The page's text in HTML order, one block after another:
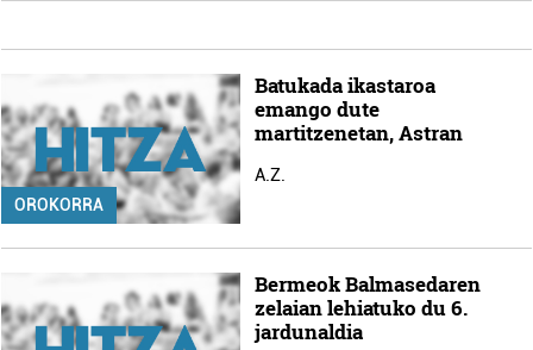
OROKORRA
Batukada ikastaroa
emango dute
martitzenetan, Astran
A.Z.
Bermeok Balmasedaren
zelaian lehiatuko du 6.
jardunaldia